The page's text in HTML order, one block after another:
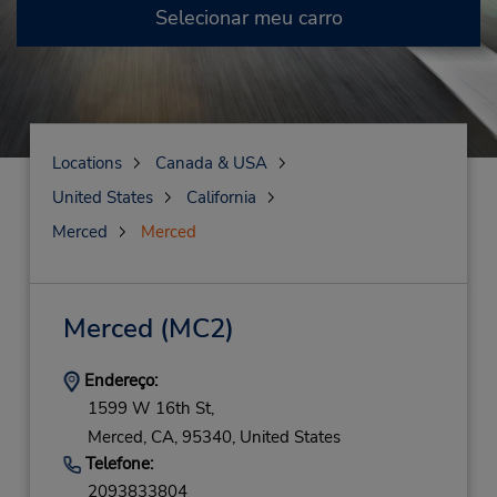
Selecionar meu carro
Locations
Canada & USA
United States
California
Merced
Merced
Merced (MC2)
Endereço:
1599 W 16th St,
Merced, CA, 95340, United States
Telefone:
2093833804